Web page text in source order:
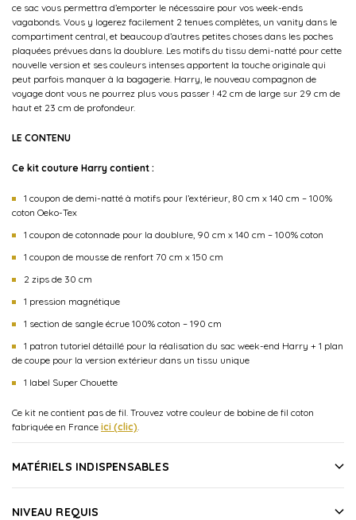
ce sac vous permettra d’emporter le nécessaire pour vos week-ends
vagabonds. Vous y logerez facilement 2 tenues complètes, un vanity dans le
compartiment central, et beaucoup d’autres petites choses dans les poches
plaquées prévues dans la doublure. Les motifs du tissu demi-natté pour cette
nouvelle version et ses couleurs intenses apportent la touche originale qui
peut parfois manquer à la bagagerie. Harry, le nouveau compagnon de
voyage dont vous ne pourrez plus vous passer ! 42 cm de large sur 29 cm de
haut et 23 cm de profondeur.
LE CONTENU
Ce kit couture Harry contient :
1 coupon de demi-natté à motifs pour l’extérieur, 80 cm x 140 cm – 100%
coton Oeko-Tex
1 coupon de cotonnade pour la doublure, 90 cm x 140 cm – 100% coton
1 coupon de mousse de renfort 70 cm x 150 cm
2 zips de 30 cm
1 pression magnétique
1 section de sangle écrue 100% coton – 190 cm
1 patron tutoriel détaillé pour la réalisation du sac week-end Harry + 1 plan
de coupe pour la version extérieur dans un tissu unique
1 label Super Chouette
Ce kit ne contient pas de fil. Trouvez votre couleur de bobine de fil coton
fabriquée en France ici (clic)
MATÉRIELS INDISPENSABLES
NIVEAU REQUIS